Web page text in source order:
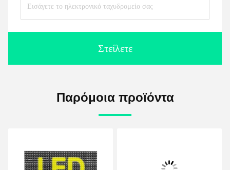
Στείλετε
Παρόμοια προϊόντα